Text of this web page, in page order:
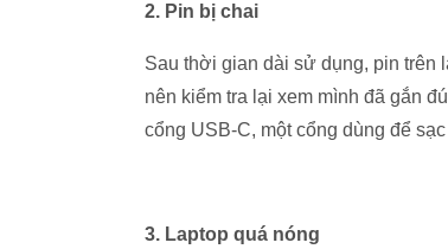
2. Pin bị chai
Sau thời gian dài sử dụng, pin trên
nên kiểm tra lại xem mình đã gắn
cổng USB-C, một cổng dùng để
3. Laptop quá nóng